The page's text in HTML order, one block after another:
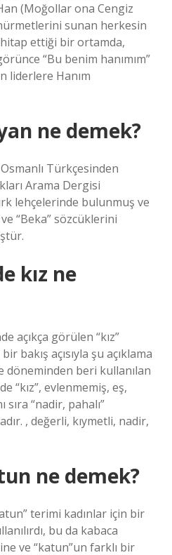
(Moğollar ona Cengiz
sunan herkesin
hitap ettiği bir ortamda,
“Bu benim hanımım”
liderlere Hanım
ne demek?
Türkçesinden
Arama Dergisi
lehçelerinde bulunmuş ve
ve “Beka” sözcüklerini
kız ne
açıkça görülen “kız”
bakış açısıyla şu açıklama
döneminden beri kullanılan
“kız”, evlenmemiş, eş,
sıra “nadir, pahalı”
, değerli, kıymetli, nadir,
ne demek?
terimi kadınlar için bir
bu da kabaca
ve “katun”un farklı bir